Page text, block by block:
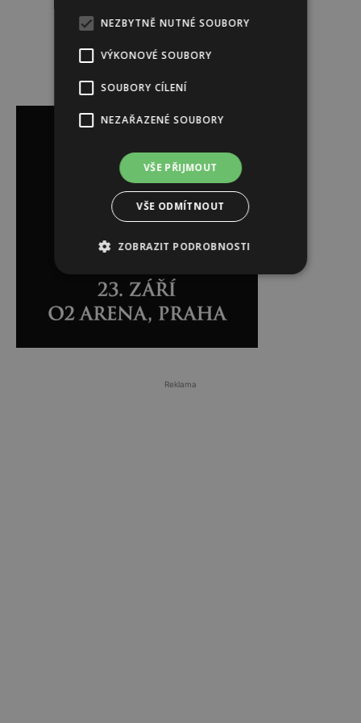
Reklama
NEZBYTNĚ NUTNÉ SOUBORY
VÝKONOVÉ SOUBORY
SOUBORY CÍLENÍ
NEZAŘAZENÉ SOUBORY
VŠE PŘIJMOUT
VŠE ODMÍTNOUT
ZOBRAZIT PODROBNOSTI